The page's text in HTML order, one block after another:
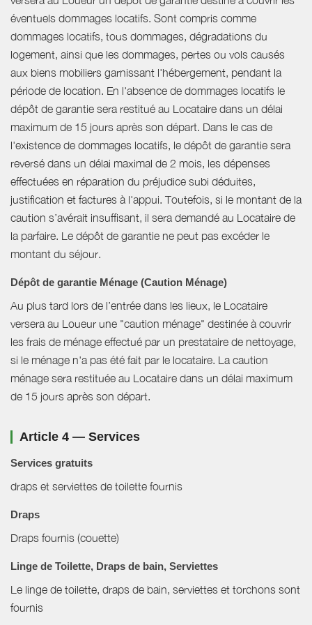
éventuels dommages locatifs. Sont compris comme
dommages locatifs, tous dommages, dégradations du
logement, ainsi que les dommages, pertes ou vols causés
aux biens mobiliers garnissant l'hébergement, pendant la
période de location. En l'absence de dommages locatifs le
dépôt de garantie sera restitué au Locataire dans un délai
maximum de 15 jours après son départ. Dans le cas de
l'existence de dommages locatifs, le dépôt de garantie sera
reversé dans un délai maximal de 2 mois, les dépenses
effectuées en réparation du préjudice subi déduites,
justification et factures à l'appui. Toutefois, si le montant de la
caution s’avérait insuffisant, il sera demandé au Locataire de
la parfaire. Le dépôt de garantie ne peut pas excéder le
montant du séjour.
Dépôt de garantie Ménage (Caution Ménage)
Au plus tard lors de l’entrée dans les lieux, le Locataire
versera au Loueur une "caution ménage" destinée à couvrir
les frais de ménage effectué par un prestataire de nettoyage,
si le ménage n'a pas été fait par le locataire. La caution
ménage sera restituée au Locataire dans un délai maximum
de 15 jours après son départ.
Article 4 — Services
Services gratuits
draps et serviettes de toilette fournis
Draps
Draps fournis (couette)
Linge de Toilette, Draps de bain, Serviettes
Le linge de toilette, draps de bain, serviettes et torchons sont
fournis